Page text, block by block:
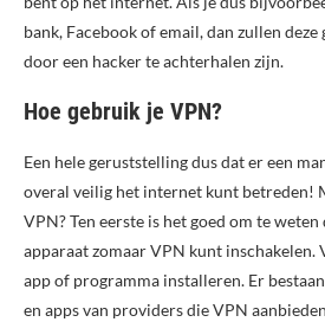
bank, Facebook of email, dan zullen deze
door een hacker te achterhalen zijn.
Hoe gebruik je VPN?
Een hele geruststelling dus dat er een
overal veilig het internet kunt betreden!
VPN? Ten eerste is het goed om te
apparaat zomaar VPN kunt inschakelen.
app of programma installeren. Er
en apps van providers die VPN